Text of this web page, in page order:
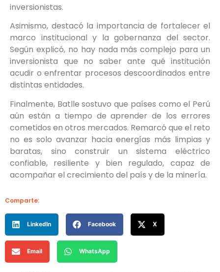
inversionistas.
Asimismo, destacó la importancia de fortalecer el
marco institucional y la gobernanza del sector.
Según explicó, no hay nada más complejo para un
inversionista que no saber ante qué institución
acudir o enfrentar procesos descoordinados entre
distintas entidades.
Finalmente, Batlle sostuvo que países como el Perú
aún están a tiempo de aprender de los errores
cometidos en otros mercados. Remarcó que el reto
no es solo avanzar hacia energías más limpias y
baratas, sino construir un sistema eléctrico
confiable, resiliente y bien regulado, capaz de
acompañar el crecimiento del país y de la minería.
Comparte:
LinkedIn Facebook X
Email WhatsApp